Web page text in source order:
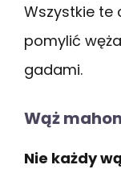
Wszystkie te
pomylić
gadami.
Wąż
Nie każdy